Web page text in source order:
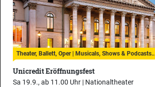
Theater, Ballett, Oper | Musicals, Shows & Podcasts..
Unicredit Eröffnungsfest
Sa 19.9., ab 11.00 Uhr | Nationaltheater